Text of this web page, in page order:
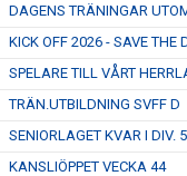
DAGENS TRÄNINGAR
KICK OFF 2026 - SAVE THE
SPELARE TILL VÅRT
TRÄN.UTBILDNING SVFF D
SENIORLAGET KVAR I DIV. 5
KANSLIÖPPET VECKA 44